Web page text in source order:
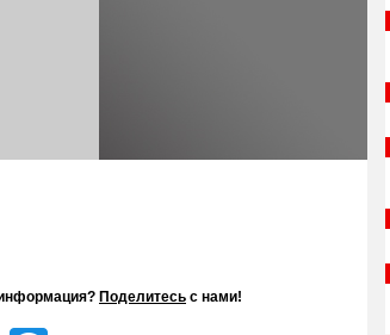
Поделитесь с нами!